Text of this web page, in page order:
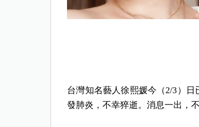
台灣知名藝人徐熙媛今（2/3）
發肺炎，不幸猝逝。消息一出，